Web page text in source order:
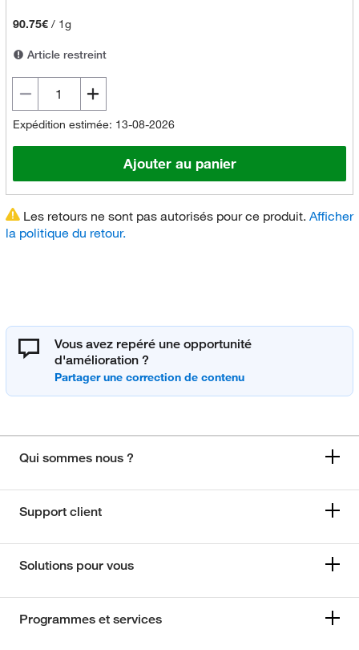
90.75€/ 1g
Article restreint
Expédition estimée: 13-08-2026
Ajouter au panier
Les retours ne sont pas autorisés pour ce produit. Afficher
la politique du retour.
Vous avez repéré une opportunité
d'amélioration ?
Qui sommes nous ?
Support client
Solutions pour vous
Programmes et services